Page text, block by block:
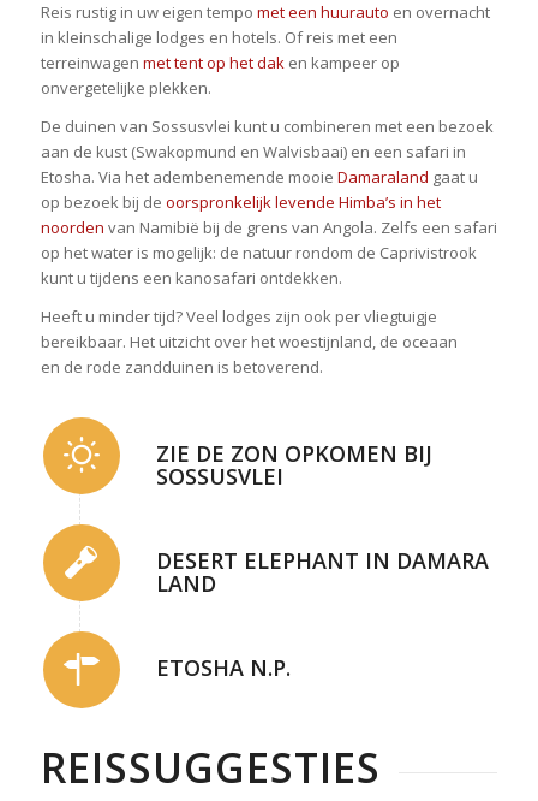
Reis rustig in uw eigen tempo met een huurauto en overnacht
in kleinschalige lodges en hotels. Of reis met een
terreinwagen met tent op het daken kampeer op
onvergetelijke plekken.
De duinen van Sossusvlei kunt u combineren met een bezoek
aan de kust (Swakopmund en Walvisbaai) en een safari in
Etosha. Via het adembenemende mooie Damaraland gaat u
op bezoek bij de oorspronkelijk levende Himba’s in het
noorden van Namibië bij de grens van Angola. Zelfs een safari
op het water is mogelijk: de natuur rondom de Caprivistrook
kunt u tijdens een kanosafari ontdekken.
Heeft u minder tijd? Veel lodges zijn ook per vliegtuigje
bereikbaar. Het uitzicht over het woestijnland, de oceaan
en de rode zandduinen is betoverend.
ZIE DE ZON OPKOMEN BIJ
SOSSUSVLEI
DESERT ELEPHANT IN DAMARA
LAND
ETOSHA N.P.
REISSUGGESTIES